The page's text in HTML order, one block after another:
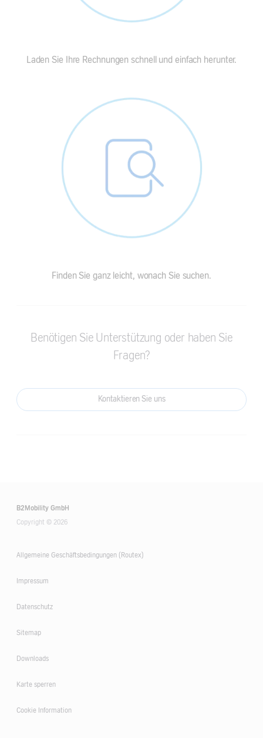
Laden Sie Ihre Rechnungen schnell und einfach herunter.
Finden Sie ganz leicht, wonach Sie suchen.
Benötigen Sie Unterstützung oder haben Sie
Fragen?
Kontaktieren Sie uns
B2Mobility GmbH
Copyright © 2026
Allgemeine Geschäftsbedingungen (Routex)
Impressum
Datenschutz
Sitemap
Downloads
Karte sperren
Cookie Information